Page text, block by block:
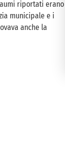
riportati erano
municipale e i
anche la